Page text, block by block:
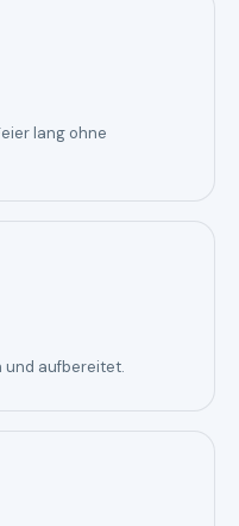
lang ohne
und aufbereitet.